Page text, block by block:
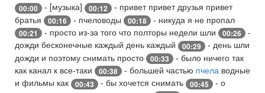
00:00 - [музыка] 00:12
- привет привет друзья привет
братья
00:16 - пчеловоды 00:18 - никуда я не пропал
00:21 - просто из-за того что полторы недели шли 00:26
-
дожди бесконечные каждый день каждый
00:29
- день шли
дожди и поэтому снимать просто
00:33
- было ничего так
как канал к все-таки
00:38 - большей частью пчела водные
и фильмы как
00:43 - бы хочется снимать 00:45
- о